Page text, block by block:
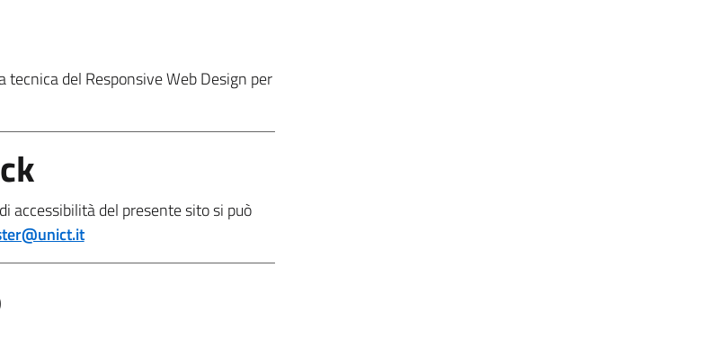
del Responsive Web Design per
accessibilità del presente sito si può